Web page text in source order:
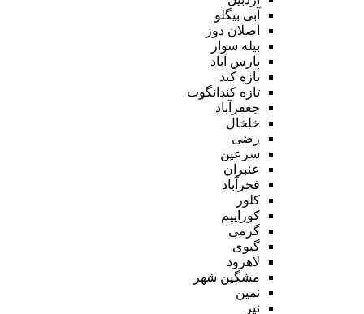
آبی بیگلو
اصلان دوز
بیله سوار
پارس آباد
تازه کند
تازه کندانگوت
جعفرآباد
خلخال
رضی
سرعین
عنبران
فخرآباد
کلور
کوراییم
گرمی
گیوی
لاهرود
مشگین شهر
نمین
نیر